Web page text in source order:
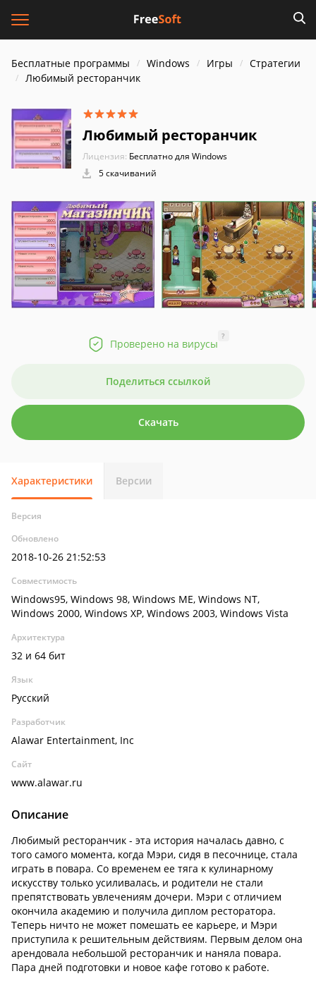
Бесплатные программы Windows Игры
Стратегии
Любимый ресторанчик
Любимый ресторанчик
Лицензия: Бесплатно для Windows
5 скачиваний
Проверено на вирусы
?
Поделиться ссылкой
Скачать
Характеристики Версии
Версия
Обновлено
2018-10-26 21:52:53
Совместимость
Windows95, Windows 98, Windows ME, Windows NT,
Windows 2000, Windows XP, Windows 2003, Windows Vista
Архитектура
32 и 64 бит
Язык
Русский
Разработчик
Alawar Entertainment, Inc
Сайт
www.alawar.ru
Описание
Любимый ресторанчик - эта история началась давно, с
того самого момента, когда Мэри, сидя в песочнице, стала
играть в повара. Со временем ее тяга к кулинарному
искусству только усиливалась, и родители не стали
препятствовать увлечениям дочери. Мэри с отличием
окончила академию и получила диплом ресторатора.
Теперь ничто не может помешать ее карьере, и Мэри
приступила к решительным действиям. Первым делом она
арендовала небольшой ресторанчик и наняла повара.
Пара дней подготовки и новое кафе готово к работе.